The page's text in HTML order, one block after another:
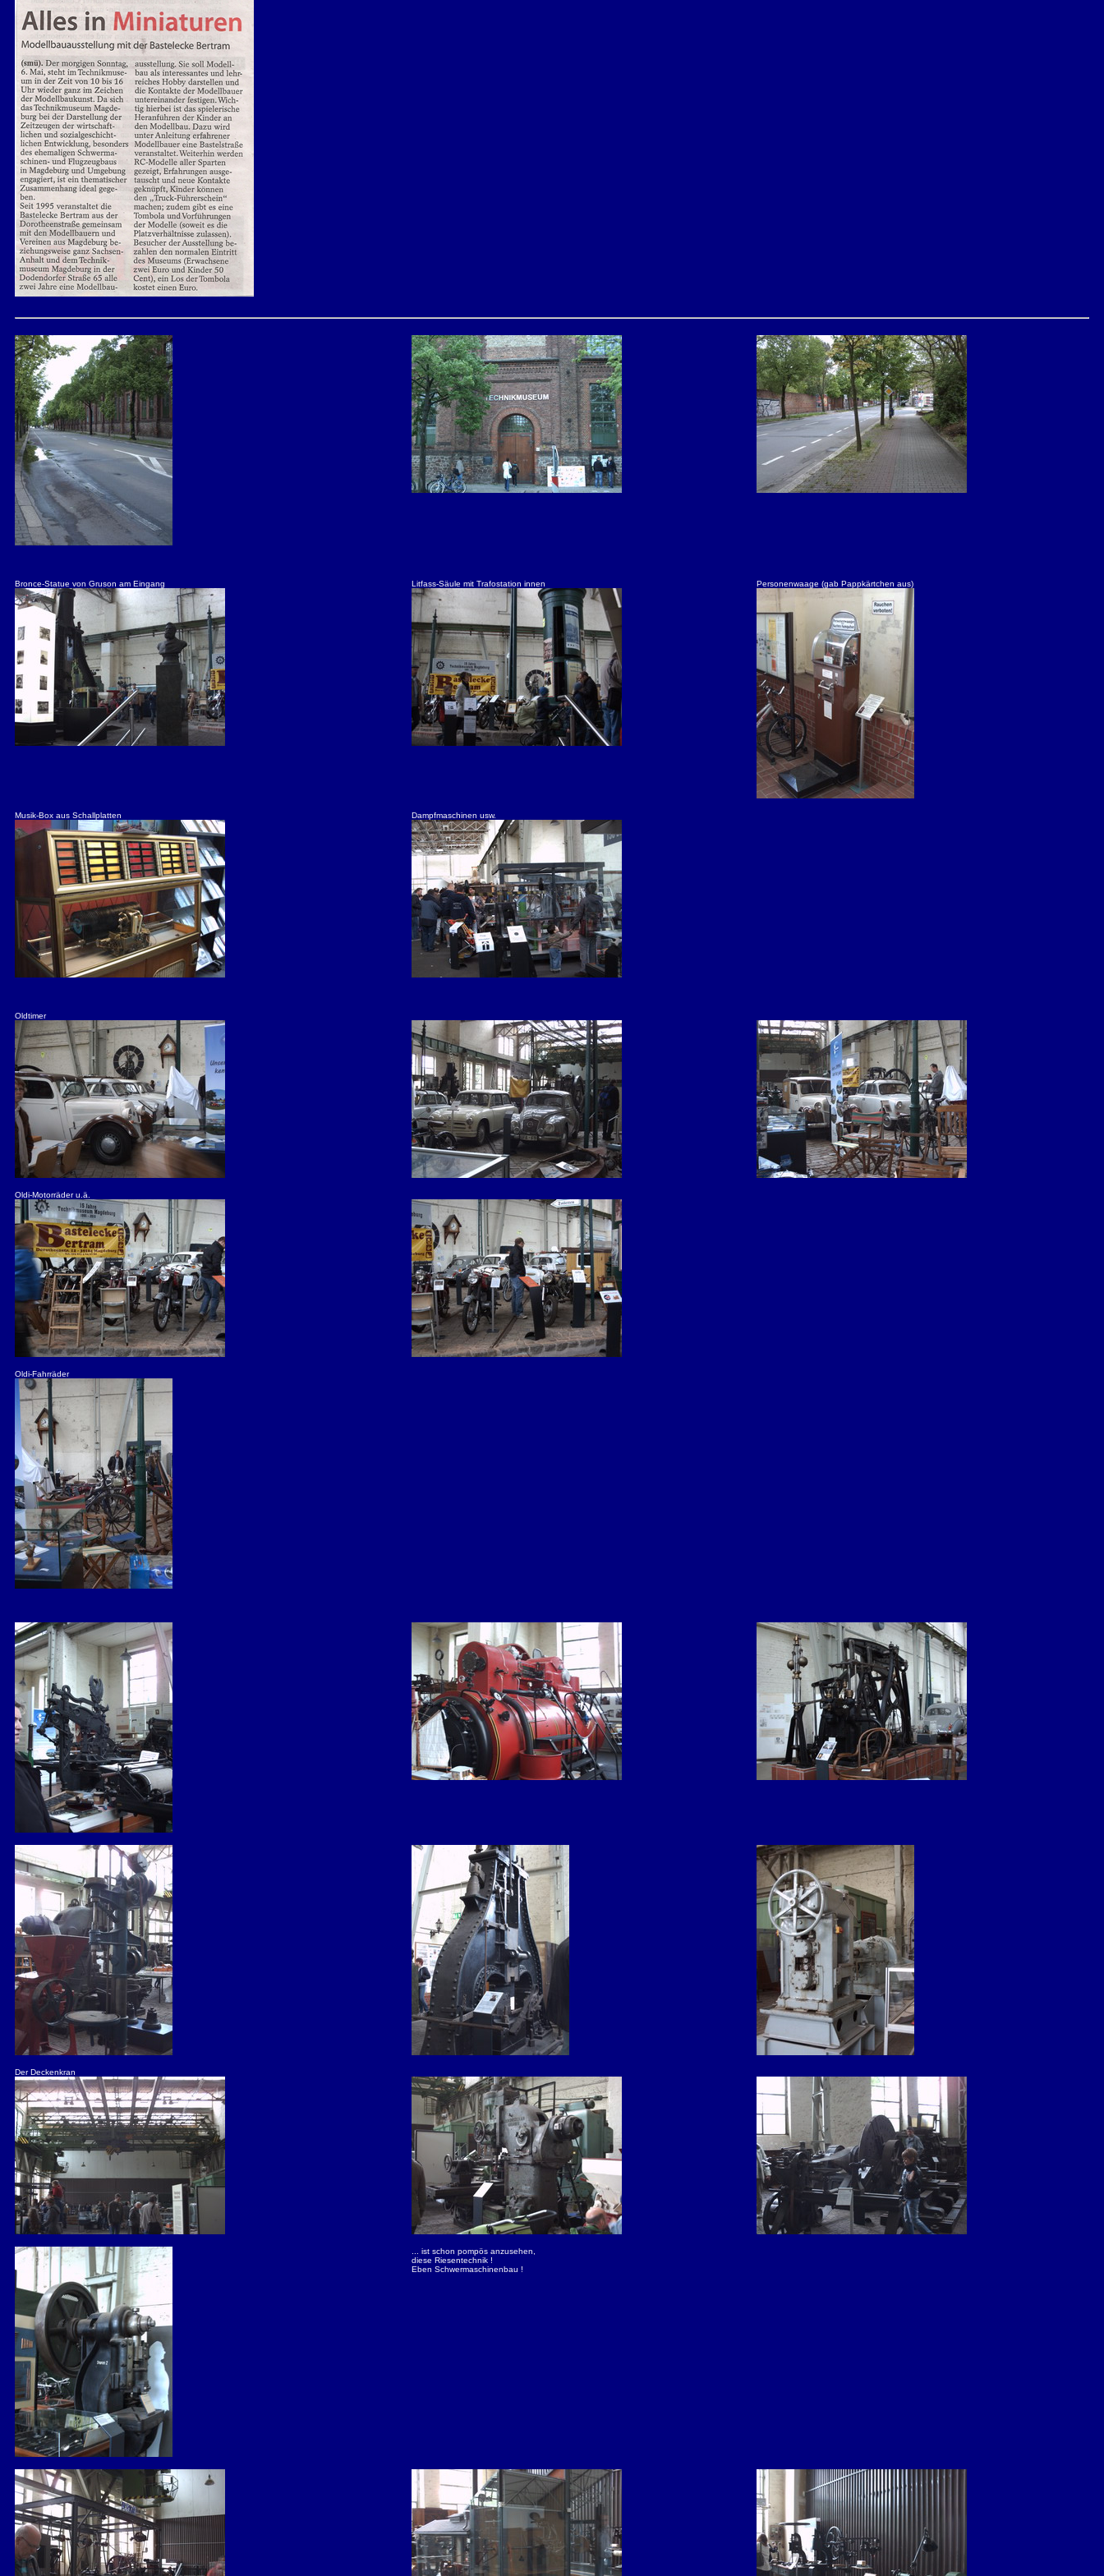
Bronce-Statue von Gruson am Eingang Litfass-Säule mit Trafostation innen Personenwaage (gab Pappkärtchen aus)
Musik-Box aus Schallplatten Dampfmaschinen usw.
Oldtimer
Oldi-Motorräder u.ä.
Oldi-Fahrräder
Der Deckenkran
... ist schon pompös anzusehen,
diese Riesentechnik !
Eben Schwermaschinenbau !